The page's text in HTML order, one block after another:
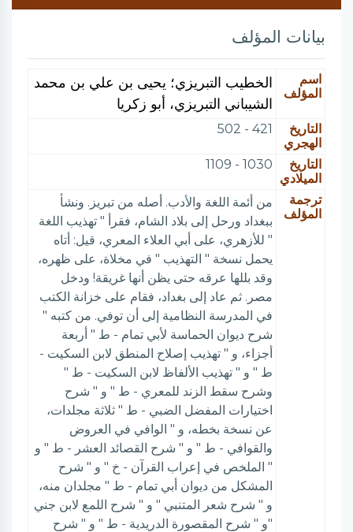
بيانات المؤلف
اسم
المؤلف
الخطيب التبريزي؛ يحيى بن علي بن محمد
الشيباني التبريزي، أبو زكريا
التاريخ
الهجري
421 - 502
التاريخ
الميلادي
1030 - 1109
ترجمة
المؤلف
من أئمة اللغة والأدب. أصله من تبريز. ونشأ
ببغداد ورحل إلى بلاد الشام، فقرأ " تهذيب اللغة
" للأزهري، على أبي العلاء المعري، قيل: أتاه
يحمل نسخة " التهذيب " في مخلاة، على ظهره،
وقد بللها عرقه حتى يظن أنها غريقة! ودخل
مصر. ثم عاد إلى بغداد، فقام على خزانة الكتب
في المدرسة النظامية إلى أن توفي. من كتبه "
شرح ديوان الحماسة لأبي تمام - ط " أربعة
أجزاء، و " تهذيب إصلاح المنطق لابن السكيت -
ط " و " تهذيب الألفاظ لابن السكيت - ط "
وشرح سقط الزند للمعري - ط " و " شرح
اختيارات المفضل الضبي - ط " ثلاثة مجلدات،
عن نسخة بخطه، و " الوافي في العروض
والقوافي - ط " و " شرح القصائد العشر - ط " و
" الملخص في إعراب القرآن - خ " و " شرح
المشكل من ديوان أبي تمام - ط " مجلدان منه،
و " شرح شعر المتنبي " و " شرح اللمع لابن جني
"و " شرح المقصورة الدريدية - ط " و " شرح